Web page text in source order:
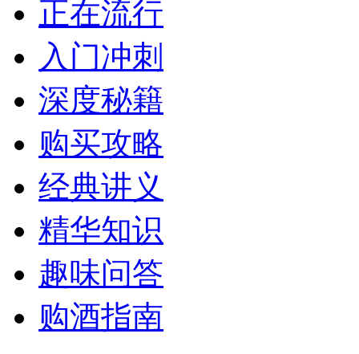
正在流行
入门冲刺
深度秘籍
购买攻略
经典讲义
精华知识
趣味问答
购酒指南